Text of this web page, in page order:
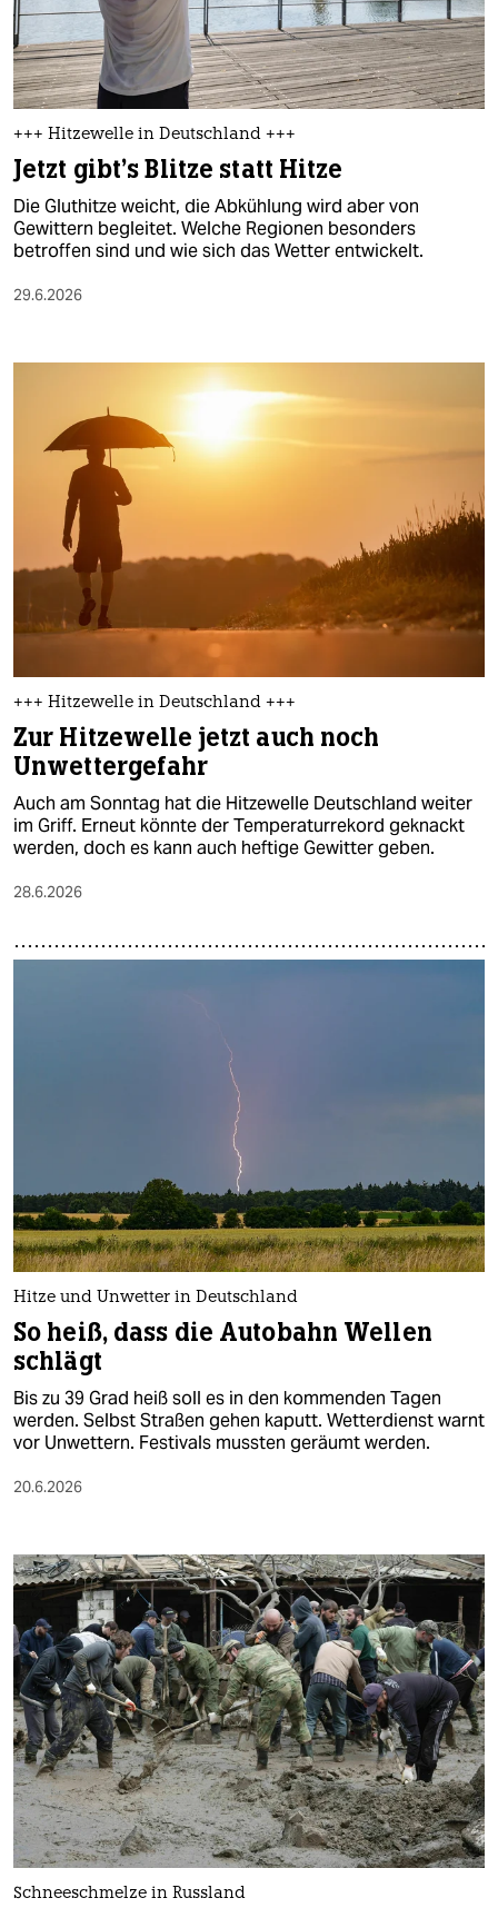
nord
wahrheit
verlag
veranstaltungen
shop
unterstützen
genossenschaft
epaper login
+++ Hitzewelle in Deutschland +++
Jetzt gibt’s Blitze statt Hitze
Die Gluthitze weicht, die Abkühlung wird aber von
Gewittern begleitet. Welche Regionen besonders
betroffen sind und wie sich das Wetter entwickelt.
29.6.2026
+++ Hitzewelle in Deutschland +++
Zur Hitzewelle jetzt auch noch
Unwettergefahr
Auch am Sonntag hat die Hitzewelle Deutschland weiter
im Griff. Erneut könnte der Temperaturrekord geknackt
werden, doch es kann auch heftige Gewitter geben.
28.6.2026
Hitze und Unwetter in Deutschland
So heiß, dass die Autobahn Wellen
schlägt
Bis zu 39 Grad heiß soll es in den kommenden Tagen
werden. Selbst Straßen gehen kaputt. Wetterdienst warnt
vor Unwettern. Festivals mussten geräumt werden.
20.6.2026
Schneeschmelze in Russland